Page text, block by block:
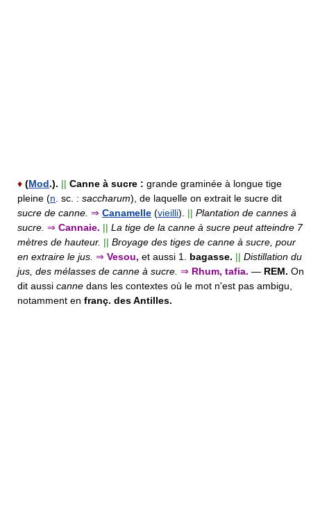
♦ (Mod.). || Canne à sucre : grande graminée à longue tige
pleine (n . sc. : saccharum), de laquelle on extrait le sucre dit
sucre de canne. ⇒ Canamelle (vieilli). || Plantation de cannes à
sucre. ⇒ Cannaie. || La tige de la canne à sucre peut atteindre 7
mètres de hauteur. || Broyage des tiges de canne à sucre, pour
en extraire le jus. ⇒ Vesou, et aussi 1. bagasse. || Distillation du
jus, des mélasses de canne à sucre. ⇒ Rhum, tafia. — REM. On
dit aussi canne dans les contextes où le mot n'est pas ambigu,
notamment en franç. des Antilles.